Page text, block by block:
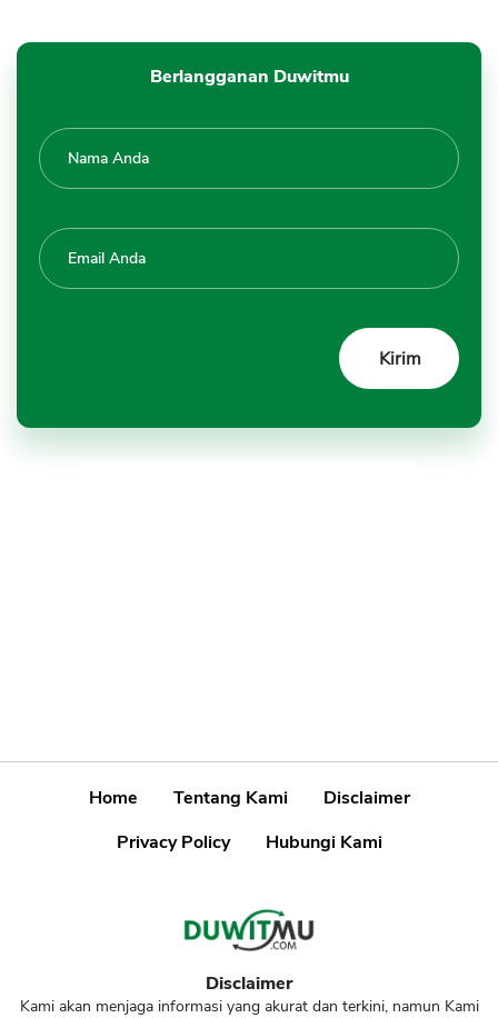
Berlangganan Duwitmu
Home Tentang Kami
Disclaimer
Privacy Policy
Hubungi Kami
Disclaimer
Kami akan menjaga informasi yang akurat dan terkini, namun Kami